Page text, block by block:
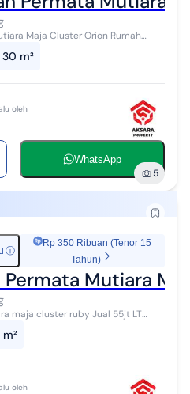
Maja Cluster Orion Rumah
30 m²
oleh
WhatsApp
5
ⓘ
Rp 350 Ribuan (Tenor 15
Tahun)
Permata Mutiara
ruby Jual 55jt LT
oleh